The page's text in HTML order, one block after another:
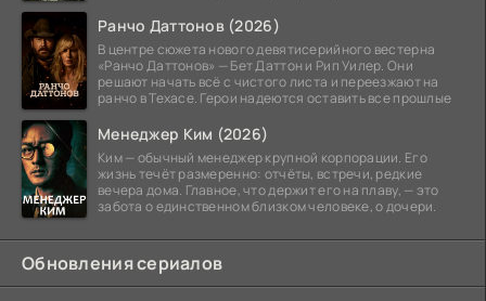
Ранчо Даттонов (2026)
В центре сюжета нового девятисерийного вестерна
«Ранчо Даттонов» — Бет Даттон и Рип Уилер. Они
решают начать всё с чистого листа и переезжают на
ранчо в Техасе. Герои надеются оставить все прошлые
Менеджер Ким (2026)
Ким — обычный менеджер крупной корпорации. Его
жизнь течёт размеренно: отчёты, встречи, редкие
вечера дома. Главное, что держит его на плаву, — это
забота о единственном близком человеке, о дочери.
Обновления сериалов